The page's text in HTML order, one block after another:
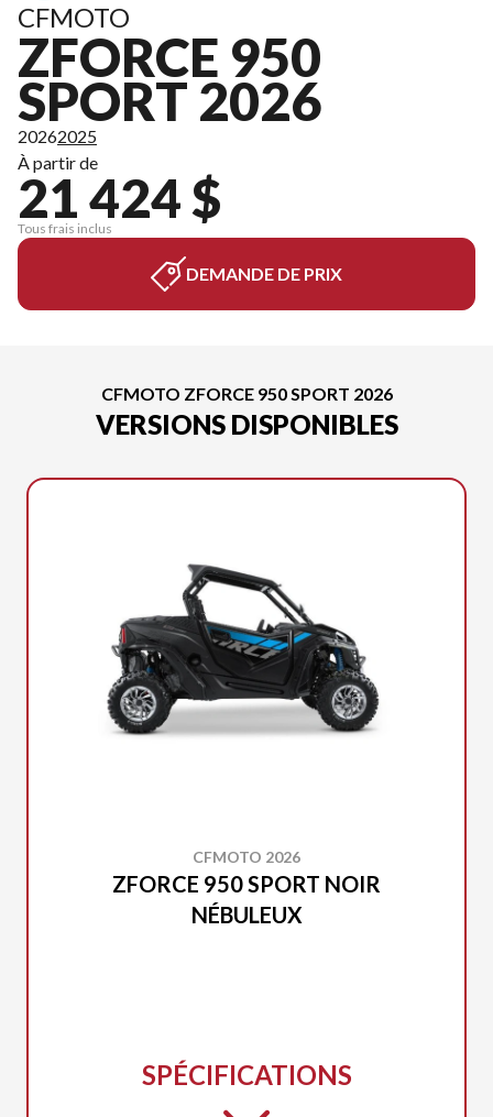
CFMOTO
ZFORCE 950
SPORT 2026
20262025
À partir de
21 424 $
Tous frais inclus
DEMANDE DE PRIX
CFMOTO ZFORCE 950 SPORT 2026
VERSIONS DISPONIBLES
CFMOTO 2026
ZFORCE 950 SPORT NOIR
NÉBULEUX
SPÉCIFICATIONS